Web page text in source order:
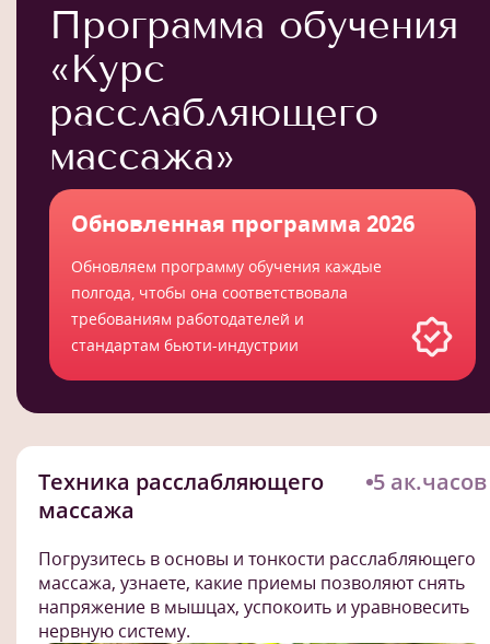
Программа обучения
«Курс
расслабляющего
массажа»
Обновленная программа 2026
Обновляем программу обучения каждые
полгода, чтобы она соответствовала
требованиям работодателей и
стандартам бьюти-индустрии
Техника расслабляющего
массажа
5 ак.часов
Погрузитесь в основы и тонкости расслабляющего
массажа, узнаете, какие приемы позволяют снять
напряжение в мышцах, успокоить и уравновесить
нервную систему.